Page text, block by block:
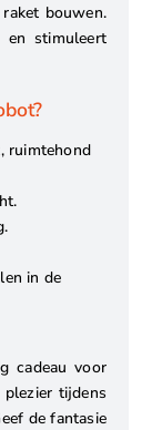
bouwen.
en stimuleert
ruimtehond
in de
cadeau voor
tijdens
de fantasie